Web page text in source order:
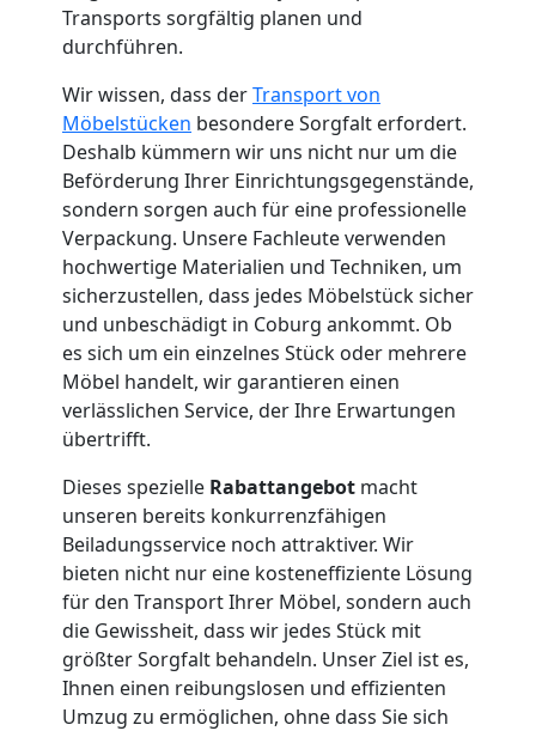
Transports sorgfältig planen und
durchführen.
Wir wissen, dass derTransport von
Möbelstücken besondere Sorgfalt erfordert.
Deshalb kümmern wir uns nicht nur um die
Beförderung Ihrer Einrichtungsgegenstände,
sondern sorgen auch für eine professionelle
Verpackung. Unsere Fachleute verwenden
hochwertige Materialien und Techniken, um
sicherzustellen, dass jedes Möbelstück sicher
und unbeschädigt in Coburg ankommt. Ob
es sich um ein einzelnes Stück oder mehrere
Möbel handelt, wir garantieren einen
verlässlichen Service, der Ihre Erwartungen
übertrifft.
Dieses spezielle Rabattangebot macht
unseren bereits konkurrenzfähigen
Beiladungsservice noch attraktiver. Wir
bieten nicht nur eine kosteneffiziente Lösung
für den Transport Ihrer Möbel, sondern auch
die Gewissheit, dass wir jedes Stück mit
größter Sorgfalt behandeln. Unser Ziel ist es,
Ihnen einen reibungslosen und effizienten
Umzug zu ermöglichen, ohne dass Sie sich
Leonding
Umzug
und
Lagerung
Leonding
Full-
Service-
Umzug
Leonding
Qualitäts-